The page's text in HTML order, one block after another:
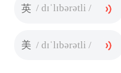
英 / dɪˈlɪbərətli /
美 / dɪˈlɪbərətli /